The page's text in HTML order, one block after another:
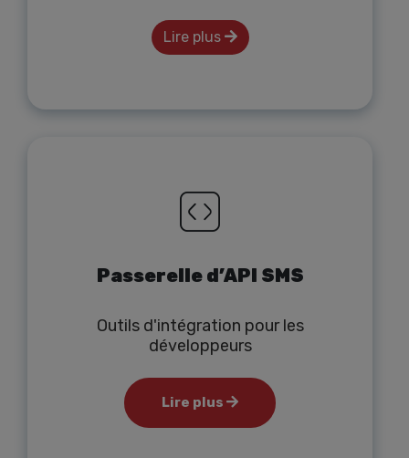
Lire plus
Passerelle d’API SMS
Outils d'intégration pour les
développeurs
Lire plus